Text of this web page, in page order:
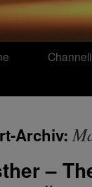
Archiv:
–